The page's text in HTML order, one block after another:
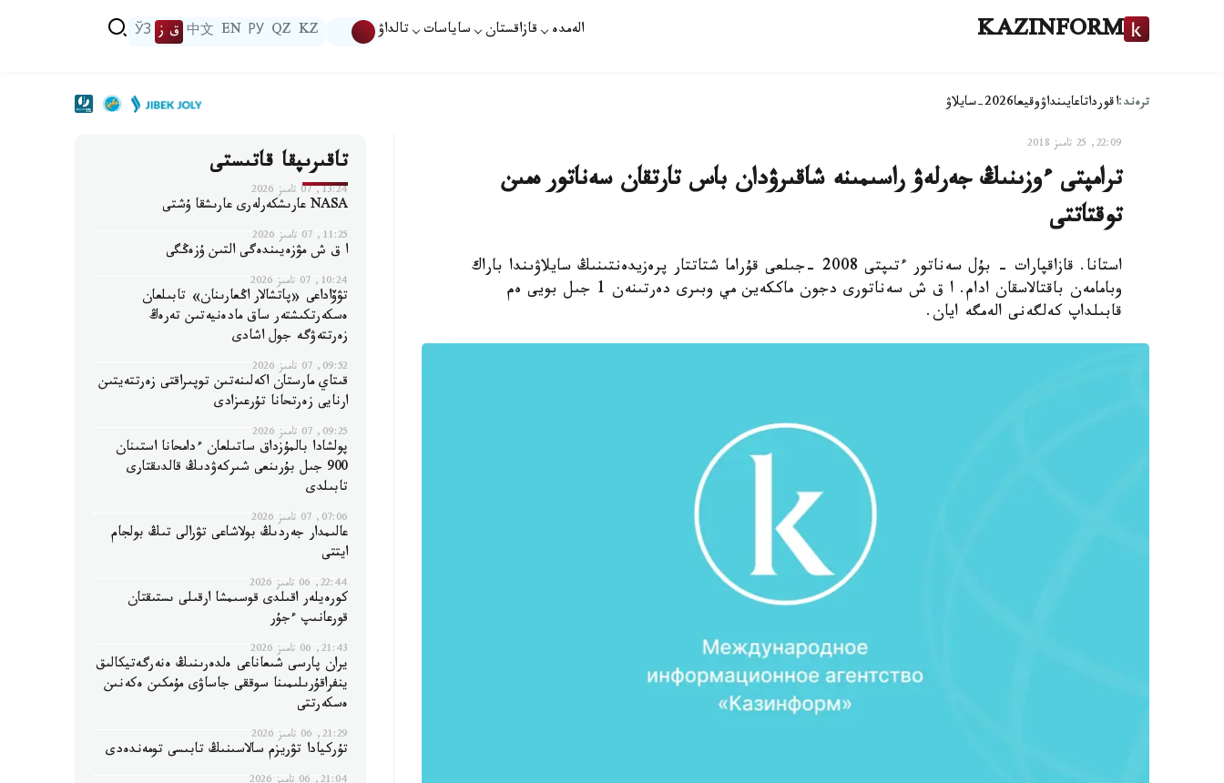
KAZINFORM الەمدە قازاقستان ساياسات تالداۋ KZ
QZ
РУ
EN
中文 ق ز ЎЗ
ترەند:اقورداتاعايىنداۋوقيعا2026-سايلاۋ
22:09, 25 تامىز 2018
ترامپتى ءوزىنىڭ جەرلەۋ راسىمىنە شاقىرۋدان باس تارتقان سەناتور ەمىن
توقتاتتى
استانا. قازاقپارات - بۇل سەناتور ءتىپتى 2008 -جىلعى قۇراما شتاتتار پرەزيدەنتىنىڭ سايلاۋىندا باراك
وبامامەن باقتالاسقان ادام. ا ق ش سەناتورى دجون ماككەين مي وبىرى دەرتىنەن 1 جىل بويى ەم
قابىلداپ كەلگەنى الەمگە ايان.
تاقىرىپقا قاتىستى
13:24, 07 تامىز 2026
NASA عارىشكەرلەرى عارىشقا ۇشتى
11:25, 07 تامىز 2026
ا ق ش مۋزەيىندەگى التىن ۇزەڭگى
10:24, 07 تامىز 2026
تۋۆاداعى «پاتشالار اڭعارىنان» تابىلعان
ەسكەرتكىشتەر ساق مادەنيەتىن تەرەڭ
زەرتتەۋگە جول اشادى
09:52, 07 تامىز 2026
قىتاي مارستان اكەلىنەتىن توپىراقتى زەرتتەيتىن
ارنايى زەرتحانا تۇرعىزادى
09:25, 07 تامىز 2026
پولشادا بالمۇزداق ساتىلعان ءدامحانا استىنان
900 جىل بۇرىنعى شىركەۋدىڭ قالدىقتارى
تابىلدى
07:06, 07 تامىز 2026
عالىمدار جەردىڭ بولاشاعى تۋرالى تىڭ بولجام
ايتتى
22:44, 06 تامىز 2026
كورەيلەر اقىلدى قوسىمشا ارقىلى ىستىقتان
قورعانىپ ءجۇر
21:43, 06 تامىز 2026
يران پارسى شىعاناعى ەلدەرىنىڭ ەنەرگەتيكالىق
ينفراقۇرىلىمىنا سوققى جاساۋى مۇمكىن ەكەنىن
ەسكەرتتى
21:29, 06 تامىز 2026
تۇركيادا تۋريزم سالاسىنىڭ تابىسى تومەندەدى